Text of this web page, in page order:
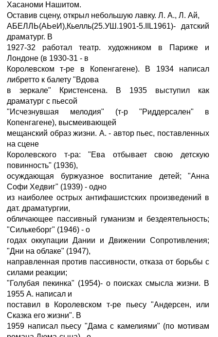
Хасаноми Нашитом.
Оставив сцену, открыл небольшую лавку. Л. А., Л. Ай,
АБЕЛЛЬ(АЬеИ),Кьелль(25.УШ.1901-5.IIL1961)- датский
драматург. В
1927-32 работал театр. художником в Париже и
Лондоне (в 1930-31 - в
Королевском т-ре в Копенгагене). В 1934 написал
либретто к балету "Вдова
в зеркале" Кристенсена. В 1935 выступил как
драматург с пьесой
"Исчезнувшая мелодия" (т-р "Риддерсален" в
Копенгагене), высмеивающей
мещанский образ жизни. А. - автор пьес, поставленных
на сцене
Королевского т-ра: "Ева отбывает свою детскую
повинность" (1936),
осуждающая буржуазное воспитание детей; "Анна
Софи Хедвиг" (1939) - одно
из наиболее острых антифашистских произведений в
дат. драматургии,
обличающее пассивный гуманизм и бездеятельность;
"Силькеборг" (1946) - о
годах оккупации Дании и Движении Сопротивления;
"Дни на облаке" (1947),
направленная против пассивности, отказа от борьбы с
силами реакции;
"Голубая пекинка" (1954)- о поисках смысла жизни. В
1955 А. написал и
поставил в Королевском т-ре пьесу "Андерсен, или
Сказка его жизни". В
1959 написал пьесу "Дама с камелиями" (по мотивам